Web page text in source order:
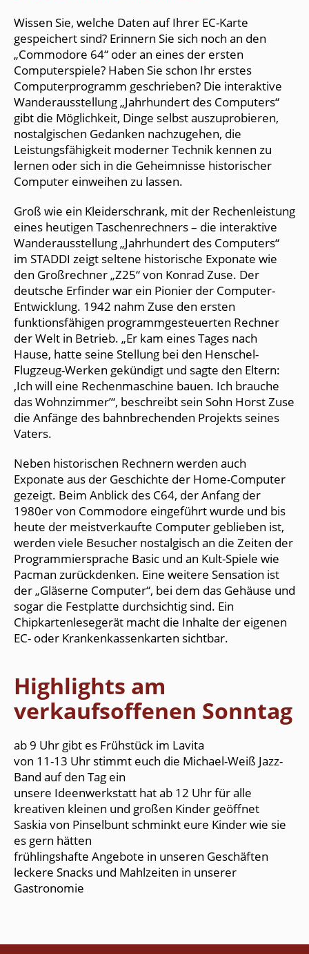
Wissen Sie, welche Daten auf Ihrer EC-Karte
gespeichert sind? Erinnern Sie sich noch an den
„Commodore 64“ oder an eines der ersten
Computerspiele? Haben Sie schon Ihr erstes
Computerprogramm geschrieben? Die interaktive
Wanderausstellung „Jahrhundert des Computers“
gibt die Möglichkeit, Dinge selbst auszuprobieren,
nostalgischen Gedanken nachzugehen, die
Leistungsfähigkeit moderner Technik kennen zu
lernen oder sich in die Geheimnisse historischer
Computer einweihen zu lassen.
Groß wie ein Kleiderschrank, mit der Rechenleistung
eines heutigen Taschenrechners – die interaktive
Wanderausstellung „Jahrhundert des Computers“
im STADDI zeigt seltene historische Exponate wie
den Großrechner „Z25“ von Konrad Zuse. Der
deutsche Erfinder war ein Pionier der Computer-
Entwicklung. 1942 nahm Zuse den ersten
funktionsfähigen programmgesteuerten Rechner
der Welt in Betrieb. „Er kam eines Tages nach
Hause, hatte seine Stellung bei den Henschel-
Flugzeug-Werken gekündigt und sagte den Eltern:
‚Ich will eine Rechenmaschine bauen. Ich brauche
das Wohnzimmer’“, beschreibt sein Sohn Horst Zuse
die Anfänge des bahnbrechenden Projekts seines
Vaters.
Neben historischen Rechnern werden auch
Exponate aus der Geschichte der Home-Computer
gezeigt. Beim Anblick des C64, der Anfang der
1980er von Commodore eingeführt wurde und bis
heute der meistverkaufte Computer geblieben ist,
werden viele Besucher nostalgisch an die Zeiten der
Programmiersprache Basic und an Kult-Spiele wie
Pacman zurückdenken. Eine weitere Sensation ist
der „Gläserne Computer“, bei dem das Gehäuse und
sogar die Festplatte durchsichtig sind. Ein
Chipkartenlesegerät macht die Inhalte der eigenen
EC- oder Krankenkassenkarten sichtbar.
Highlights am
verkaufsoffenen Sonntag
ab 9 Uhr gibt es Frühstück im Lavita
von 11-13 Uhr stimmt euch die Michael-Weiß Jazz-
Band auf den Tag ein
unsere Ideenwerkstatt hat ab 12 Uhr für alle
kreativen kleinen und großen Kinder geöffnet
Saskia von Pinselbunt schminkt eure Kinder wie sie
es gern hätten
frühlingshafte Angebote in unseren Geschäften
leckere Snacks und Mahlzeiten in unserer
Gastronomie